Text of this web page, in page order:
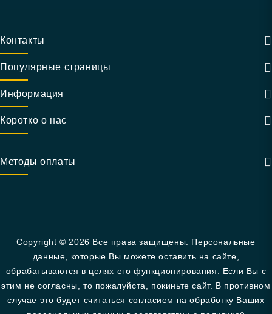
Контакты
Популярные страницы
Информация
Коротко о нас
Методы оплаты
Copyright © 2026 Все права защищены. Персональные
данные, которые Вы можете оставить на сайте,
обрабатываются в целях его функционирования. Если Вы с
этим не согласны, то пожалуйста, покиньте сайт. В противном
случае это будет считаться согласием на обработку Ваших